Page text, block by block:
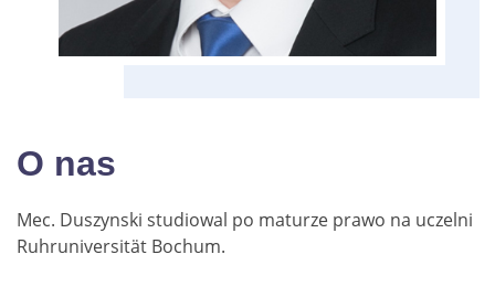
O nas
Mec. Duszynski studiowal po maturze prawo na uczelni
Ruhruniversität Bochum.